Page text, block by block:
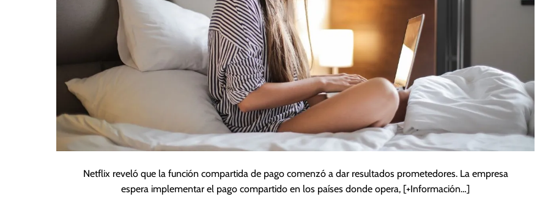
Netflix reveló que la función compartida de pago comenzó a dar resultados prometedores. La empresa
espera implementar el pago compartido en los países donde opera, [+Información…]